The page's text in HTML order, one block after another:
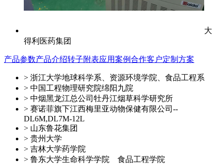
大
得利医药集团
产品参数产品介绍转子附表应用案例合作客户定制方案
> 浙江大学地球科学系、资源环境学院、食品工程系
> 中国工程物理研究院绵阳九院
> 中烟黑龙江总公司牡丹江烟草科学研究所
> 赛诺菲旗下江西梅里亚动物保健有限公司--
DL6M,DL7M-12L
> 山东鲁花集团
> 贵州大学
> 吉林大学药学院
> 鲁东大学生命科学学院 食品工程学院